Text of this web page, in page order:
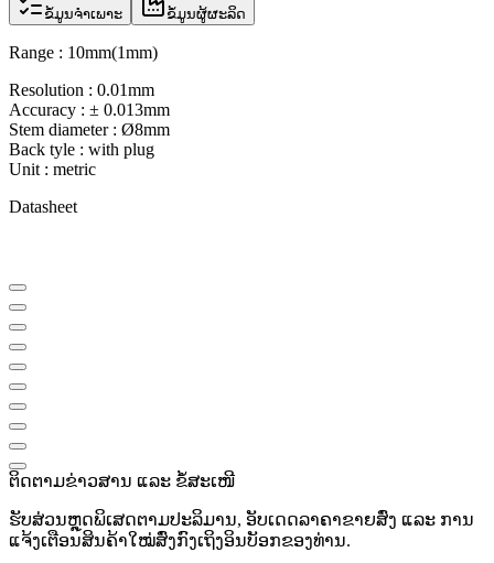
ຂໍ້ມູນຈຳເພາະ ຂໍ້ມູນຜູ້ຜະລິດ
Range : 10mm(1mm)
Resolution : 0.01mm
Accuracy : ± 0.013mm
Stem diameter : Ø8mm
Back tyle : with plug
Unit : metric
Datasheet
ຕິດຕາມຂ່າວສານ ແລະ ຂໍ້ສະເໜີ
ຮັບສ່ວນຫຼຸດພິເສດຕາມປະລິມານ, ອັບເດດລາຄາຂາຍສົ່ງ ແລະ ການ
ແຈ້ງເຕືອນສິນຄ້າໃໝ່ສົ່ງກົງເຖິງອິນບັອກຂອງທ່ານ.